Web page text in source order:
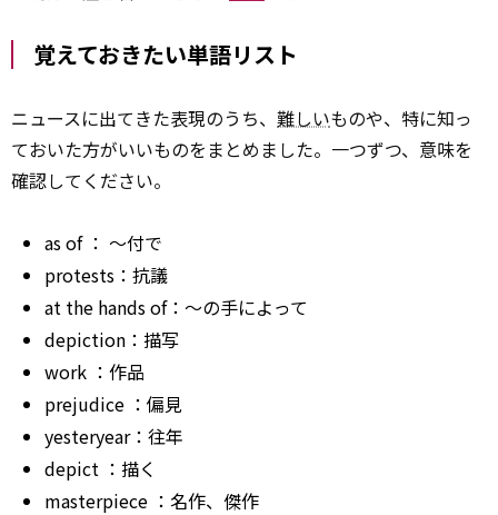
覚えておきたい単語リスト
ニュースに出てきた表現のうち、 難しいものや、特に知っ
ておいた方がいいものをまとめました。一つずつ、意味を
確認してください。
as of： ～付で
protests：抗議
at the hands of：～の手によって
depiction：描写
work ：作品
prejudice ：偏見
yesteryear：往年
depict ：描く
masterpiece ：名作、傑作